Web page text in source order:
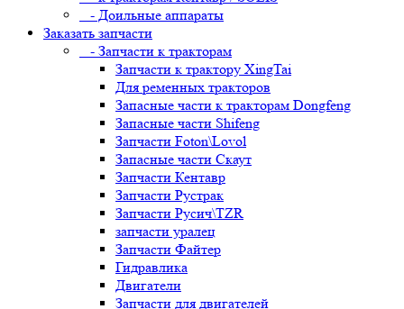
- Доильные аппараты
Заказать запчасти
- Запчасти к тракторам
Запчасти к трактору XingTai
Для ременных тракторов
Запасные части к тракторам Dongfeng
Запасные части Shifeng
Запчасти Foton\Lovol
Запасные части Скаут
Запчасти Кентавр
Запчасти Рустрак
Запчасти Русич\TZR
запчасти уралец
Запчасти Файтер
Гидравлика
Двигатели
Запчасти для двигателей